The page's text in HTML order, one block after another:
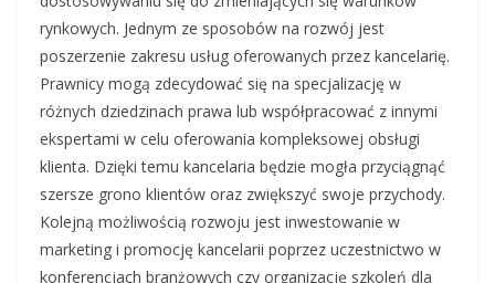
rynkowych. Jednym ze sposobów na rozwój jest
poszerzenie zakresu usług oferowanych przez kancelarię.
Prawnicy mogą zdecydować się na specjalizację w
różnych dziedzinach prawa lub współpracować z innymi
ekspertami w celu oferowania kompleksowej obsługi
klienta. Dzięki temu kancelaria będzie mogła przyciągnąć
szersze grono klientów oraz zwiększyć swoje przychody.
Kolejną możliwością rozwoju jest inwestowanie w
marketing i promocję kancelarii poprzez uczestnictwo w
konferencjach branżowych czy organizację szkoleń dla